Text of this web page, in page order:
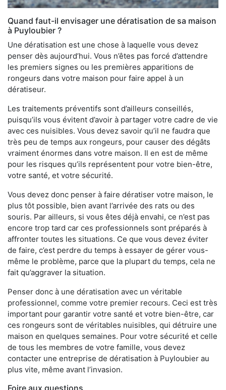
Quand faut-il envisager une dératisation de sa maison
à Puyloubier ?
Une dératisation est une chose à laquelle vous devez
penser dès aujourd’hui. Vous n’êtes pas forcé d’attendre
les premiers signes ou les premières apparitions de
rongeurs dans votre maison pour faire appel à un
dératiseur.
Les traitements préventifs sont d’ailleurs conseillés,
puisqu’ils vous évitent d’avoir à partager votre cadre de vie
avec ces nuisibles. Vous devez savoir qu’il ne faudra que
très peu de temps aux rongeurs, pour causer des dégâts
vraiment énormes dans votre maison. Il en est de même
pour les risques qu’ils représentent pour votre bien-être,
votre santé, et votre sécurité.
Vous devez donc penser à faire dératiser votre maison, le
plus tôt possible, bien avant l’arrivée des rats ou des
souris. Par ailleurs, si vous êtes déjà envahi, ce n’est pas
encore trop tard car ces professionnels sont préparés à
affronter toutes les situations. Ce que vous devez éviter
de faire, c’est perdre du temps à essayer de gérer vous-
même le problème, parce que la plupart du temps, cela ne
fait qu’aggraver la situation.
Penser donc à une dératisation avec un véritable
professionnel, comme votre premier recours. Ceci est très
important pour garantir votre santé et votre bien-être, car
ces rongeurs sont de véritables nuisibles, qui détruire une
maison en quelques semaines. Pour votre sécurité et celle
de tous les membres de votre famille, vous devez
contacter une entreprise de dératisation à Puyloubier au
plus vite, même avant l’invasion.